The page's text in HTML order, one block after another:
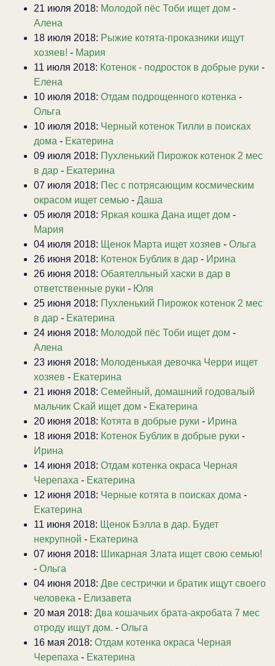
21 июля 2018: Молодой пёс Тоби ищет дом -
Алена
18 июля 2018: Рыжие котята-проказники ищут
хозяев! - Мария
11 июля 2018: Котенок - подросток в добрые руки -
Елена
10 июля 2018: Отдам подрощенного котенка -
Ольга
10 июля 2018: Черный котенок Тилли в поисках
дома - Екатерина
09 июля 2018: Пухленький Пирожок котенок 2 мес
в дар - Екатерина
07 июля 2018: Пес с потрясающим космическим
окрасом ищет семью - Даша
05 июля 2018: Яркая кошка Дана ищет дом -
Мария
04 июля 2018: Щенок Марта ищет хозяев - Ольга
26 июня 2018: Котенок Бублик в дар - Ирина
26 июня 2018: Обаятелльный хаски в дар в
ответственные руки - Юля
25 июня 2018: Пухленький Пирожок котенок 2 мес
в дар - Екатерина
24 июня 2018: Молодой пёс Тоби ищет дом -
Алена
23 июня 2018: Молоденькая девочка Черри ищет
хозяев - Екатерина
21 июня 2018: Семейный, домашний годовалый
мальчик Скай ищет дом - Екатерина
20 июня 2018: Котята в добрые руки - Ирина
18 июня 2018: Котенок Бублик в добрые руки -
Ирина
14 июня 2018: Отдам котенка окраса Черная
Черепаха - Екатерина
12 июня 2018: Черные котята в поисках дома -
Екатерина
11 июня 2018: Щенок Бэлла в дар. Будет
некрупной - Екатерина
07 июня 2018: Шикарная Злата ищет свою семью!
- Ольга
04 июня 2018: Две сестрички и братик ищут своего
человека - Елизавета
20 мая 2018: Два кошачьих брата-акробата 7 мес
отроду ищут дом. - Ольга
16 мая 2018: Отдам котенка окраса Черная
Черепаха - Екатерина